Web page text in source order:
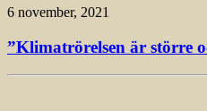
6 november, 2021
”Klimatrörelsen är större